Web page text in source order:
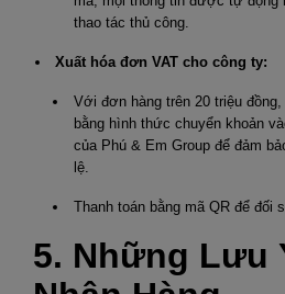
thao tác thủ công.
Xuất hóa đơn VAT cho công ty:
Với đơn hàng trên 20 triệu
bằng hình thức chuyển khoản
của Phú & Em Group để đảm
lệ.
Thanh toán bằng mã QR để đối
5. Những Lưu